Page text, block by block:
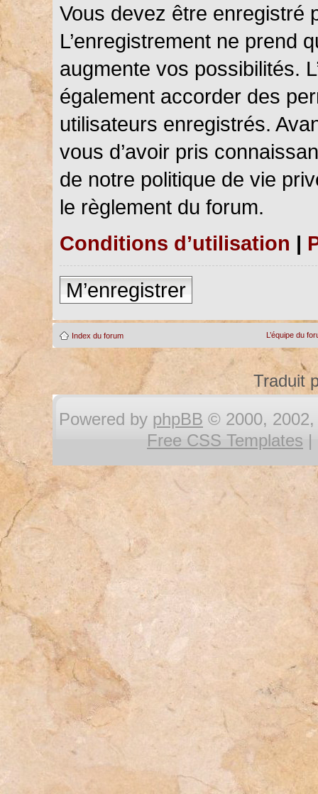
Vous devez être enregistré
L’enregistrement ne prend
augmente vos possibilités.
également accorder des
utilisateurs enregistrés.
vous d’avoir pris
de notre politique de vie
le règlement du forum.
Conditions d’utilisation |
M’enregistrer
Index du forum L’équipe du
Traduit
Powered by phpBB © 2000, 2002,
Free CSS Templates |